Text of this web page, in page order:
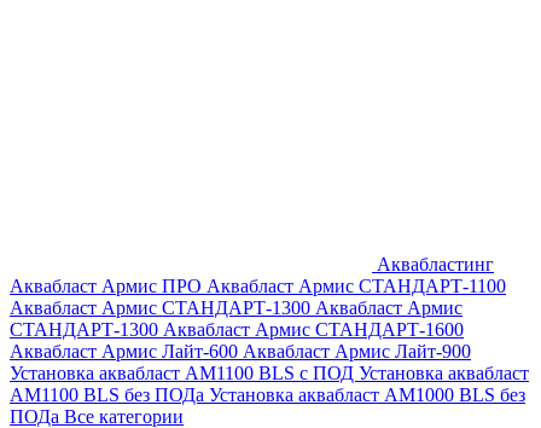
Аквабластинг
Аквабласт Армис ПРО Аквабласт Армис СТАНДАРТ-1100
Аквабласт Армис СТАНДАРТ-1300 Аквабласт Армис
СТАНДАРТ-1300 Аквабласт Армис СТАНДАРТ-1600
Аквабласт Армис Лайт-600 Аквабласт Армис Лайт-900
Установка аквабласт AM1100 BLS с ПОД Установка аквабласт
AM1100 BLS без ПОДа Установка аквабласт AM1000 BLS без
ПОДа Все категории